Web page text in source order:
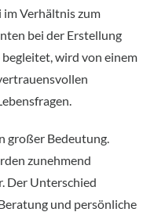
im Verhältnis zum
bei der Erstellung
wird von einem
großer Bedeutung.
zunehmend
Der Unterschied
und persönliche